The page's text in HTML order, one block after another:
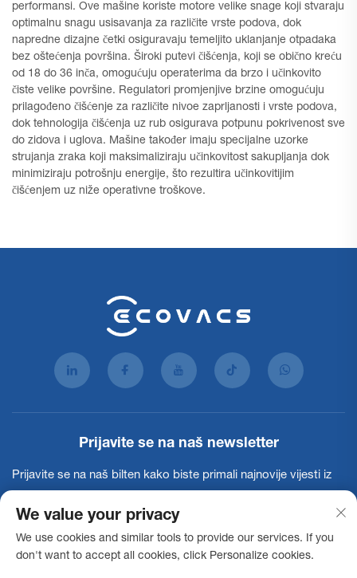
performansi. Ove mašine koriste motore velike snage koji stvaraju
optimalnu snagu usisavanja za različite vrste podova, dok
napredne dizajne četki osiguravaju temeljito uklanjanje otpadaka
bez oštećenja površina. Široki putevi čišćenja, koji se obično kreću
od 18 do 36 inča, omogućuju operaterima da brzo i učinkovito
čiste velike površine. Regulatori promjenjive brzine omogućuju
prilagođeno čišćenje za različite nivoe zaprljanosti i vrste podova,
dok tehnologija čišćenja uz rub osigurava potpunu pokrivenost sve
do zidova i uglova. Mašine također imaju specijalne uzorke
strujanja zraka koji maksimaliziraju učinkovitost sakupljanja dok
minimiziraju potrošnju energije, što rezultira učinkovitijim
čišćenjem uz niže operativne troškove.
Prijavite se na naš newsletter
Prijavite se na naš bilten kako biste primali najnovije vijesti iz
Pretplati se
We value your privacy
We use cookies and similar tools to provide our services. If you
don't want to accept all cookies, click Personalize cookies.